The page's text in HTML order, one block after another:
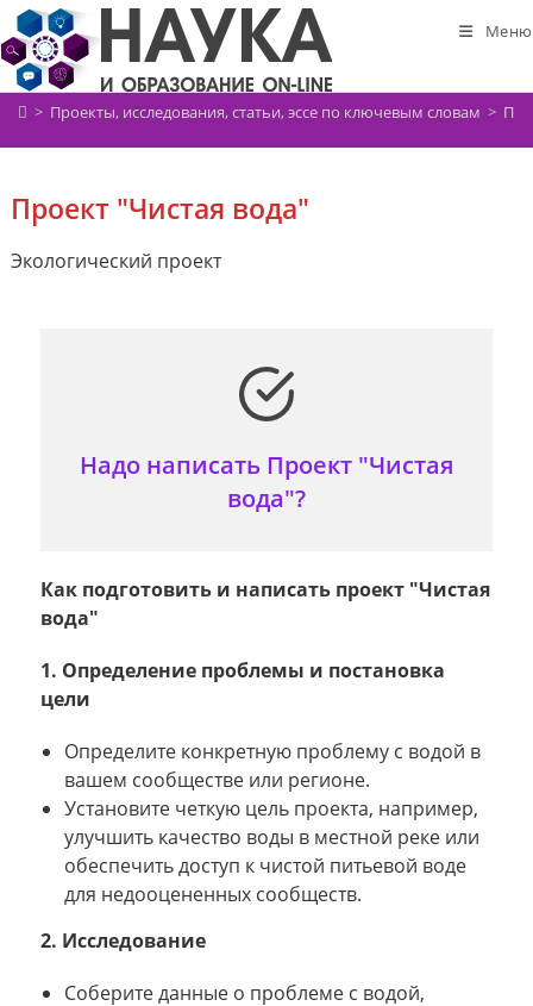
Перейти
к
содержимому
Меню
> Проекты, исследования, статьи, эссе по ключевым словам >
Проект "Чистая вода"
Экологический проект
Надо написать Проект "Чистая
вода"?
Как подготовить и написать проект "Чистая
вода"
1. Определение проблемы и постановка
цели
Определите конкретную проблему с водой в
вашем сообществе или регионе.
Установите четкую цель проекта, например,
улучшить качество воды в местной реке или
обеспечить доступ к чистой питьевой воде
для недооцененных сообществ.
2. Исследование
Соберите данные о проблеме с водой,